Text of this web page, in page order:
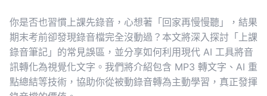
你是否也習慣上課先錄音，心想著「回家再慢慢聽」，結果
期末考前卻發現錄音檔完全沒動過？本文將深入探討「上課
錄音筆記」的常見誤區，並分享如何利用現代 AI 工具將音
訊轉化為視覺化文字。我們將介紹包含 MP3 轉文字、AI 重
點總結等技術，協助你從被動錄音轉為主動學習，真正發揮